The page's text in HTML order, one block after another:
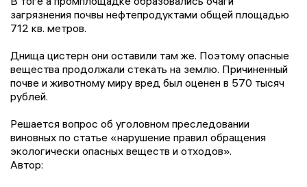
загрязнения почвы нефтепродуктами общей площадью
712 кв. метров.
Днища цистерн они оставили там же. Поэтому опасные
вещества продолжали стекать на землю. Причиненный
почве и животному миру вред был оценен в 570 тысяч
рублей.
Решается вопрос об уголовном преследовании
виновных по статье «нарушение правил обращения
экологически опасных веществ и отходов».
Автор: